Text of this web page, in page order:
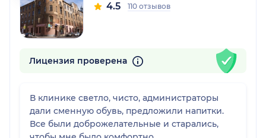
4.5 110 отзывов
Лицензия проверена
В клинике светло, чисто, администраторы
дали сменную обувь, предложили напитки.
Все были доброжелательные и старались,